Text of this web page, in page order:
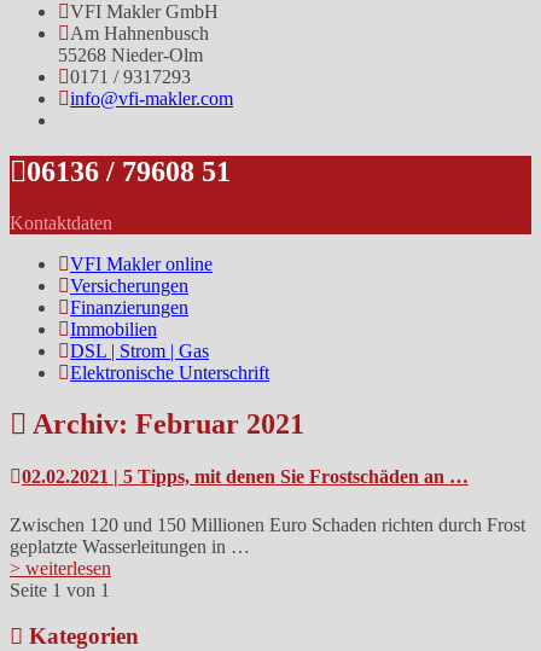
VFI Makler GmbH
Am Hahnenbusch
55268 Nieder-Olm
0171 / 9317293
info@vfi-makler.com
06136 / 79608 51
Kontaktdaten
VFI Makler online
Versicherungen
Finanzierungen
Immobilien
DSL | Strom | Gas
Elektronische Unterschrift
Archiv: Februar 2021
02.02.2021 | 5 Tipps, mit denen Sie Frostschäden an …
Zwischen 120 und 150 Millionen Euro Schaden richten durch Frost
geplatzte Wasserleitungen in …
> weiterlesen
Seite 1 von 1
Kategorien